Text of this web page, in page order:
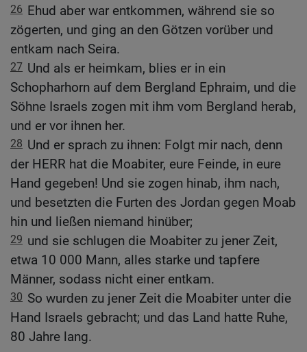
26 Ehud aber war entkommen, während sie so
zögerten, und ging an den Götzen vorüber und
entkam nach Seira.
27 Und als er heimkam, blies er in ein
Schopharhorn auf dem Bergland Ephraim, und die
Söhne Israels zogen mit ihm vom Bergland herab,
und er vor ihnen her.
28 Und er sprach zu ihnen: Folgt mir nach, denn
der HERR hat die Moabiter, eure Feinde, in eure
Hand gegeben! Und sie zogen hinab, ihm nach,
und besetzten die Furten des Jordan gegen Moab
hin und ließen niemand hinüber;
29 und sie schlugen die Moabiter zu jener Zeit,
etwa 10 000 Mann, alles starke und tapfere
Männer, sodass nicht einer entkam.
30 So wurden zu jener Zeit die Moabiter unter die
Hand Israels gebracht; und das Land hatte Ruhe,
80 Jahre lang.